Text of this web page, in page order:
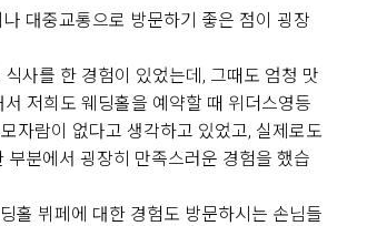
What's New
대중교통으로 방문하기 좋은 점이 굉장
사를 한 경험이 있었는데, 그때도 엄청 맛
저희도 웨딩홀을 예약할 때 위더스영등
자람이 없다고 생각하고 있었고, 실제로도
부분에서 굉장히 만족스러운 경험을 했습
홀 뷔페에 대한 경험도 방문하시는 손님들